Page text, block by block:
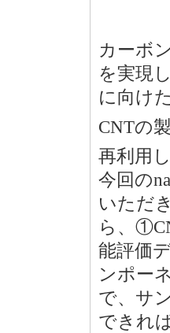
カーボ
を実現
に向け
CNTの
再利用
今回の
いただ
ら、
能評価
ンポー
で、サ
できれ